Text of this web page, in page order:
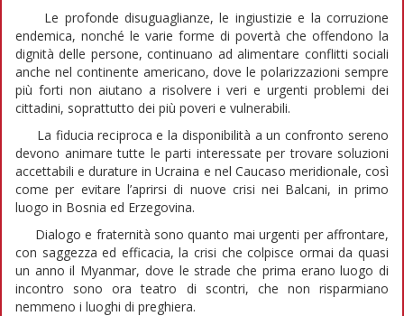
Le profonde disuguaglianze, le ingiustizie e la corruzione
endemica, nonché le varie forme di povertà che offendono la
dignità delle persone, continuano ad alimentare conflitti sociali
anche nel continente americano, dove le polarizzazioni sempre
più forti non aiutano a risolvere i veri e urgenti problemi dei
cittadini, soprattutto dei più poveri e vulnerabili.
La fiducia reciproca e la disponibilità a un confronto sereno
devono animare tutte le parti interessate per trovare soluzioni
accettabili e durature in Ucraina e nel Caucaso meridionale, così
come per evitare l’aprirsi di nuove crisi nei Balcani, in primo
luogo in Bosnia ed Erzegovina.
Dialogo e fraternità sono quanto mai urgenti per affrontare,
con saggezza ed efficacia, la crisi che colpisce ormai da quasi
un anno il Myanmar, dove le strade che prima erano luogo di
incontro sono ora teatro di scontri, che non risparmiano
nemmeno i luoghi di preghiera.